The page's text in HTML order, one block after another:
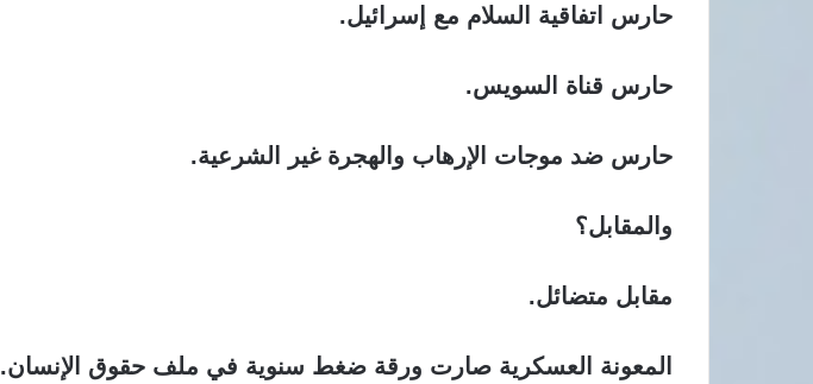
حارس اتفاقية السلام مع إسرائيل.
حارس قناة السويس.
حارس ضد موجات الإرهاب والهجرة غير الشرعية.
والمقابل؟
مقابل متضائل.
المعونة العسكرية صارت ورقة ضغط سنوية في ملف حقوق الإنسان.